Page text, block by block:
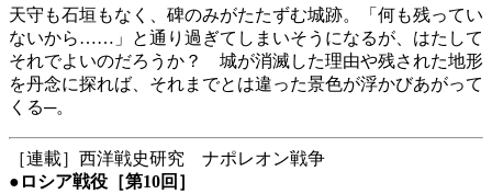
天守も石垣もなく、碑のみがたたずむ城跡。「何も残ってい
ないから……」と通り過ぎてしまいそうになるが、はたして
それでよいのだろうか？ 城が消滅した理由や残された地形
を丹念に探れば、それまでとは違った景色が浮かびあがって
くる─。
［連載］西洋戦史研究 ナポレオン戦争
● ロシア戦役［第10回］